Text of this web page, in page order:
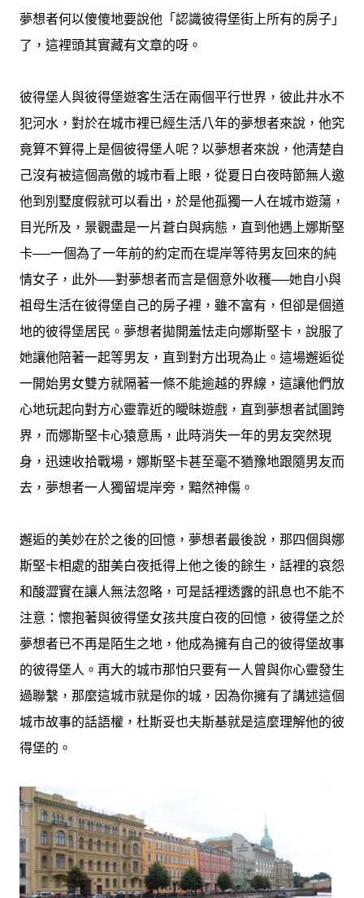
夢想者何以傻傻地要說他「認識彼得堡街上所有的房子」
了，這裡頭其實藏有文章的呀。
彼得堡人與彼得堡遊客生活在兩個平行世界，彼此井水不
犯河水，對於在城市裡已經生活八年的夢想者來說，他究
竟算不算得上是個彼得堡人呢？以夢想者來說，他清楚自
己沒有被這個高傲的城市看上眼，從夏日白夜時節無人邀
他到別墅度假就可以看出，於是他孤獨一人在城市遊蕩，
目光所及，景觀盡是一片蒼白與病態，直到他遇上娜斯堅
卡──一個為了一年前的約定而在堤岸等待男友回來的純
情女子，此外──對夢想者而言是個意外收穫──她自小與
祖母生活在彼得堡自己的房子裡，雖不富有，但卻是個道
地的彼得堡居民。夢想者拋開羞怯走向娜斯堅卡，說服了
她讓他陪著一起等男友，直到對方出現為止。這場邂逅從
一開始男女雙方就隔著一條不能逾越的界線，這讓他們放
心地玩起向對方心靈靠近的曖昧遊戲，直到夢想者試圖跨
界，而娜斯堅卡心猿意馬，此時消失一年的男友突然現
身，迅速收拾戰場，娜斯堅卡甚至毫不猶豫地跟隨男友而
去，夢想者一人獨留堤岸旁，黯然神傷。
邂逅的美妙在於之後的回憶，夢想者最後說，那四個與娜
斯堅卡相處的甜美白夜抵得上他之後的餘生，話裡的哀怨
和酸澀實在讓人無法忽略，可是話裡透露的訊息也不能不
注意：懷抱著與彼得堡女孩共度白夜的回憶，彼得堡之於
夢想者已不再是陌生之地，他成為擁有自己的彼得堡故事
的彼得堡人。再大的城市那怕只要有一人曾與你心靈發生
過聯繫，那麼這城市就是你的城，因為你擁有了講述這個
城市故事的話語權，杜斯妥也夫斯基就是這麼理解他的彼
得堡的。